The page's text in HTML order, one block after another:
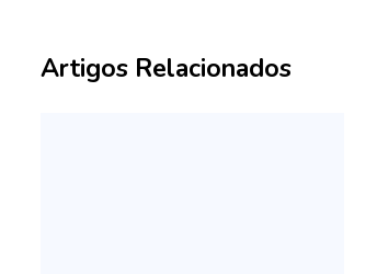
Artigos Relacionados